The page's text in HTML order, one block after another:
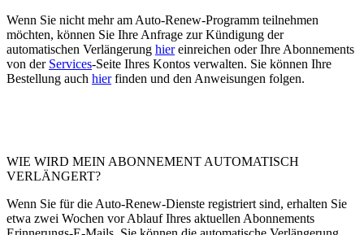
Wenn Sie nicht mehr am Auto-Renew-Programm teilnehmen
möchten, können Sie Ihre Anfrage zur Kündigung der
automatischen Verlängerung hiereinreichen oder Ihre Abonnements
von der Services-Seite Ihres Kontos verwalten. Sie können Ihre
Bestellung auch hierfinden und den Anweisungen folgen.
WIE WIRD MEIN ABONNEMENT AUTOMATISCH
VERLÄNGERT?
Wenn Sie für die Auto-Renew-Dienste registriert sind, erhalten Sie
etwa zwei Wochen vor Ablauf Ihres aktuellen Abonnements